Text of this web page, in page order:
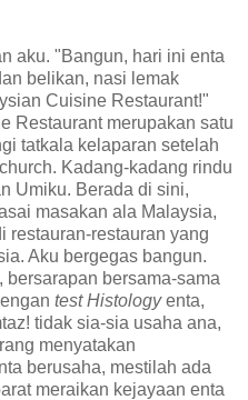
aku. "Bangun, hari ini enta
belikan, nasi lemak
Cuisine Restaurant!"
Restaurant merupakan satu
tatkala kelaparan setelah
Kadang-kadang rindu
Umiku. Berada di sini,
masakan ala Malaysia,
restauran-restauran yang
Aku bergegas bangun.
bersama-sama
test Histologyenta,
tidak sia-sia usaha ana,
menyatakan
berusaha, mestilah ada
meraikan kejayaan enta